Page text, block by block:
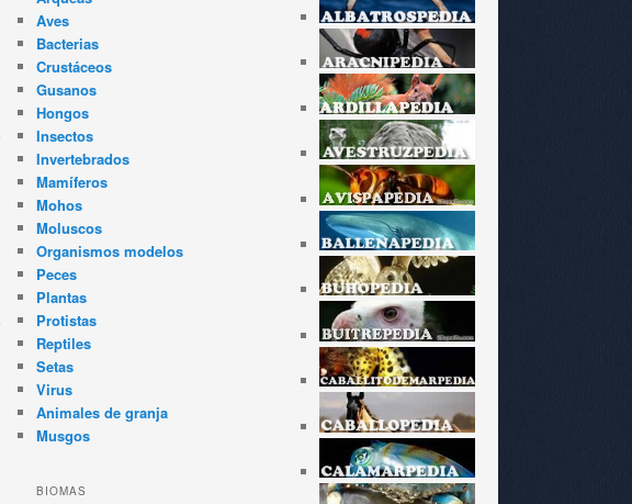
Aves
Bacterias
Crustáceos
Gusanos
Hongos
Insectos
Invertebrados
Mamíferos
Mohos
Moluscos
Organismos modelos
Peces
Plantas
Protistas
Reptiles
Setas
Virus
Animales de granja
Musgos
BIOMAS